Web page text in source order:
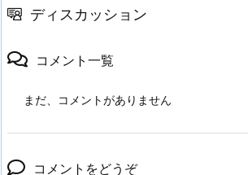
ディスカッション
コメント一覧
まだ、コメントがありません
コメントをどうぞ